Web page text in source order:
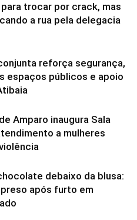
trocar por crack, mas
a rua pela delegacia
reforça segurança,
espaços públicos e apoio
Amparo inaugura Sala
a mulheres
debaixo da blusa:
após furto em